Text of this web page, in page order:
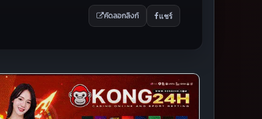
คัดลอกลิงก์ แชร์